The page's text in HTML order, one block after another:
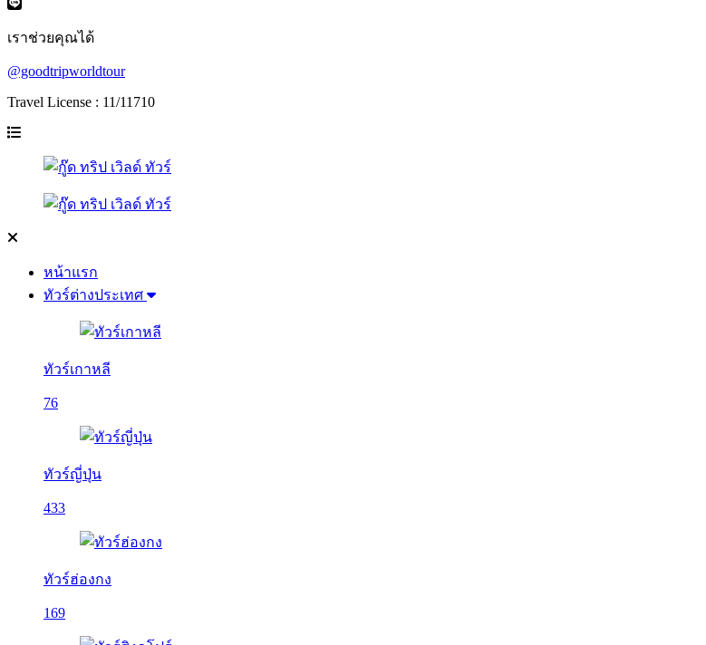
เราช่วยคุณได้
@goodtripworldtour
Travel License : 11/11710
หน้าแรก
ทัวร์ต่างประเทศ
ทัวร์เกาหลี
76
ทัวร์ญี่ปุ่น
433
ทัวร์ฮ่องกง
169